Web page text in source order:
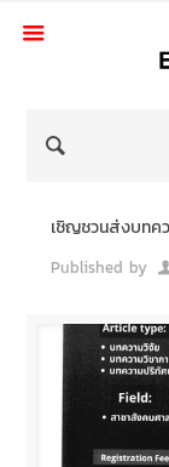
เชิญชวนส่งบทค
Published by